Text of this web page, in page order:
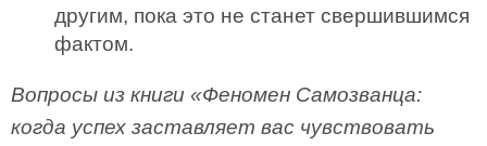
другим, пока это не станет свершившимся
фактом.
Вопросы из книги «Феномен Самозванца:
когда успех заставляет вас чувствовать